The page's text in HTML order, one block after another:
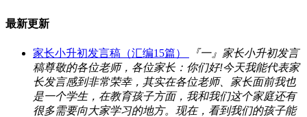
最新更新
家长小升初发言稿（汇编15篇）
『一』家长小升初发言
稿尊敬的各位老师，各位家长：你们好!今天我能代表家
长发言感到非常荣幸，其实在各位老师、家长面前我也
是一个学生，在教育孩子方面，我和我们这个家庭还有
很多需要向大家学习的地方。现在，看到我们的孩子能